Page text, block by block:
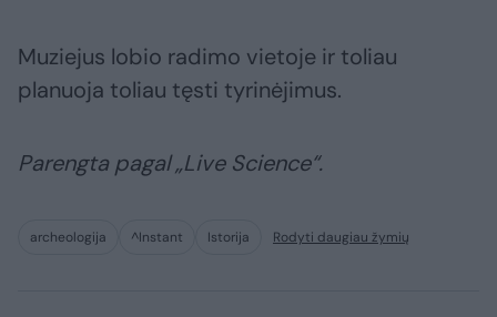
Muziejus lobio radimo vietoje ir toliau
planuoja toliau tęsti tyrinėjimus.
Parengta pagal „Live Science“.
archeologija ^Instant Istorija Rodyti daugiau žymių